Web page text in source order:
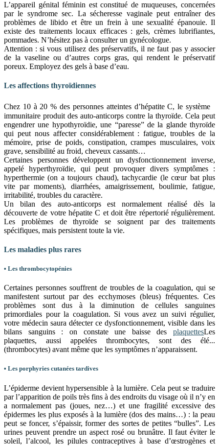
L’appareil génital féminin est constitué de muqueuses, concernées
par le syndrome sec. La sécheresse vaginale peut entraîner des
problèmes de libido et être un frein à une sexualité épanouie. Il
existe des traitements locaux efficaces : gels, crèmes lubrifiantes,
pommades. N’hésitez pas à consulter un gynécologue.
Attention : si vous utilisez des préservatifs, il ne faut pas y associer
de la vaseline ou d’autres corps gras, qui rendent le préservatif
poreux. Employez des gels à base d’eau.
Les affections thyroïdiennes
Chez 10 à 20 % des personnes atteintes d’hépatite C, le système
immunitaire produit des auto-anticorps contre la thyroïde. Cela peut
engendrer une hypothyroïdie, une “paresse” de la glande thyroïde
qui peut nous affecter considérablement : fatigue, troubles de la
mémoire, prise de poids, constipation, crampes musculaires, voix
grave, sensibilité au froid, cheveux cassants…
Certaines personnes développent un dysfonctionnement inverse,
appelé hyperthyroïdie, qui peut provoquer divers symptômes :
hyperthermie (on a toujours chaud), tachycardie (le cœur bat plus
vite par moments), diarrhées, amaigrissement, boulimie, fatigue,
irritabilité, troubles du caractère.
Un bilan des auto-anticorps est normalement réalisé dès la
découverte de votre hépatite C et doit être répertorié régulièrement.
Les problèmes de thyroïde se soignent par des traitements
spécifiques, mais persistent toute la vie.
Les maladies plus rares
• Les thrombocytopénies
Certaines personnes souffrent de troubles de la coagulation, qui se
manifestent surtout par des ecchymoses (bleus) fréquentes. Ces
problèmes sont dus à la diminution de cellules sanguines
primordiales pour la coagulation. Si vous avez un suivi régulier,
votre médecin saura détecter ce dysfonctionnement, visible dans les
bilans sanguins : on constate une baisse des plaquettesLes
plaquettes, aussi appelées thrombocytes, sont des élé...
(thrombocytes) avant même que les symptômes n’apparaissent.
• Les porphyries cutanées tardives
L’épiderme devient hypersensible à la lumière. Cela peut se traduire
par l’apparition de poils très fins à des endroits du visage où il n’y en
a normalement pas (joues, nez…) et une fragilité excessive des
épidermes les plus exposés à la lumière (dos des mains…) : la peau
peut se foncer, s’épaissir, former des sortes de petites “bulles”. Les
urines peuvent prendre un aspect rosé ou brunâtre. Il faut éviter le
soleil, l’alcool, les pilules contraceptives à base d’œstrogènes et